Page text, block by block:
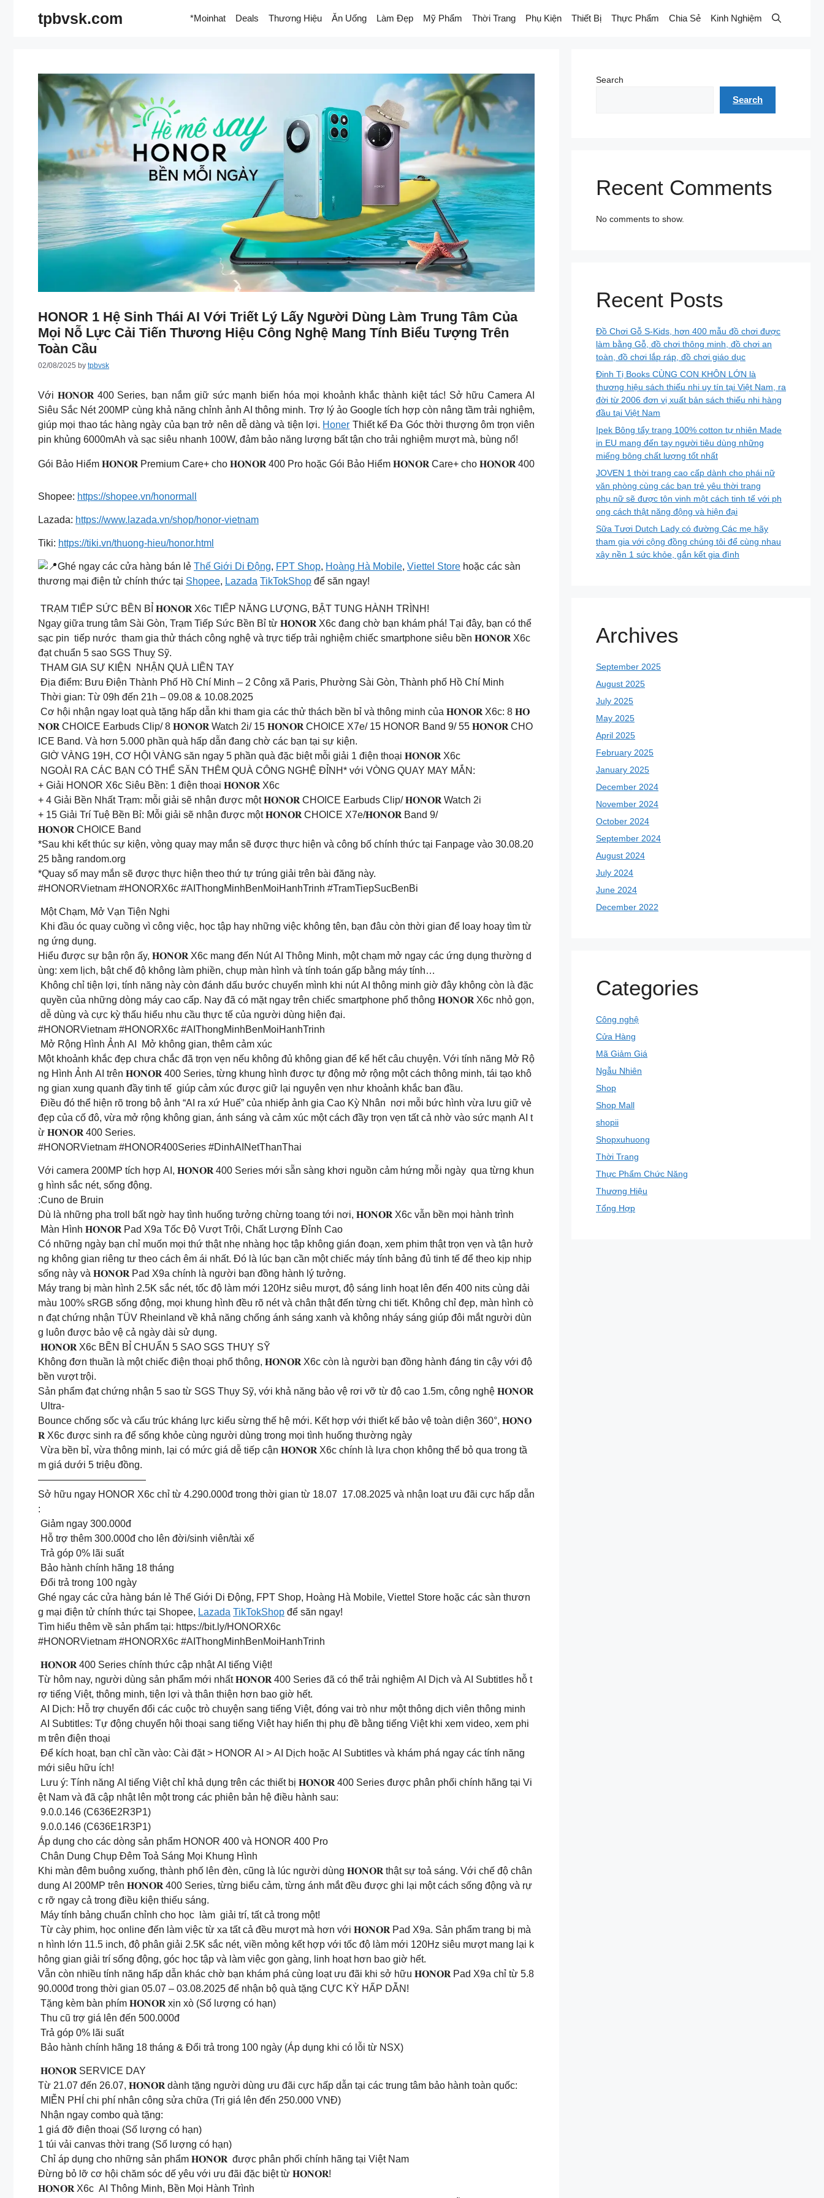
tpbvsk.com *Moinhat Deals Thương Hiệu Ăn Uống Làm Đẹp Mỹ Phẩm Thời Trang Phụ Kiện Thiết Bị Thực Phẩm Chia Sẻ Kinh Nghiệm
HONOR 1 Hệ Sinh Thái AI Với Triết Lý Lấy Người Dùng Làm Trung Tâm Của
Mọi Nỗ Lực Cải Tiến Thương Hiệu Công Nghệ Mang Tính Biểu Tượng Trên
Toàn Cầu
02/08/2025 by tpbvsk
Với 𝐇𝐎𝐍𝐎𝐑 400 Series, bạn nắm giữ sức mạnh biến hóa mọi khoảnh khắc thành kiệt tác! Sở hữu Camera AI
Siêu Sắc Nét 200MP cùng khả năng chỉnh ảnh AI thông minh. Trợ lý ảo Google tích hợp còn nâng tầm trải nghiệm,
giúp mọi thao tác hàng ngày của bạn trở nên dễ dàng và tiện lợi. Honer Thiết kế Đa Góc thời thượng ôm trọn viên
pin khủng 6000mAh và sạc siêu nhanh 100W, đảm bảo năng lượng bất tận cho trải nghiệm mượt mà, bùng nổ!
Gói Bảo Hiểm 𝐇𝐎𝐍𝐎𝐑 Premium Care+ cho 𝐇𝐎𝐍𝐎𝐑 400 Pro hoặc Gói Bảo Hiểm 𝐇𝐎𝐍𝐎𝐑 Care+ cho 𝐇𝐎𝐍𝐎𝐑 400
Shopee: https://shopee.vn/honormall
Lazada: https://www.lazada.vn/shop/honor-vietnam
Tiki: https://tiki.vn/thuong-hieu/honor.html
Ghé ngay các cửa hàng bán lẻ Thế Giới Di Động, FPT Shop, Hoàng Hà Mobile, Viettel Store hoặc các sàn
thương mại điện tử chính thức tại Shopee, Lazada TikTokShop để săn ngay!
TRẠM TIẾP SỨC BỀN BỈ 𝐇𝐎𝐍𝐎𝐑 X6c TIẾP NĂNG LƯỢNG, BẬT TUNG HÀNH TRÌNH!
Ngay giữa trung tâm Sài Gòn, Trạm Tiếp Sức Bền Bỉ từ 𝐇𝐎𝐍𝐎𝐑 X6c đang chờ bạn khám phá! Tại đây, bạn có thể
sạc pin tiếp nước tham gia thử thách công nghệ và trực tiếp trải nghiệm chiếc smartphone siêu bền 𝐇𝐎𝐍𝐎𝐑 X6c
đạt chuẩn 5 sao SGS Thuỵ Sỹ.
THAM GIA SỰ KIỆN NHẬN QUÀ LIỀN TAY
Địa điểm: Bưu Điện Thành Phố Hồ Chí Minh – 2 Công xã Paris, Phường Sài Gòn, Thành phố Hồ Chí Minh
Thời gian: Từ 09h đến 21h – 09.08 & 10.08.2025
Cơ hội nhận ngay loạt quà tặng hấp dẫn khi tham gia các thử thách bền bỉ và thông minh của 𝐇𝐎𝐍𝐎𝐑 X6c: 8 𝐇𝐎
𝐍𝐎𝐑 CHOICE Earbuds Clip/ 8 𝐇𝐎𝐍𝐎𝐑 Watch 2i/ 15 𝐇𝐎𝐍𝐎𝐑 CHOICE X7e/ 15 HONOR Band 9/ 55 𝐇𝐎𝐍𝐎𝐑 CHO
ICE Band. Và hơn 5.000 phần quà hấp dẫn đang chờ các bạn tại sự kiện.
GIỜ VÀNG 19H, CƠ HỘI VÀNG săn ngay 5 phần quà đặc biệt mỗi giải 1 điện thoại 𝐇𝐎𝐍𝐎𝐑 X6c
NGOÀI RA CÁC BẠN CÓ THỂ SĂN THÊM QUÀ CÔNG NGHỆ ĐỈNH* với VÒNG QUAY MAY MẮN:
+ Giải HONOR X6c Siêu Bền: 1 điện thoại 𝐇𝐎𝐍𝐎𝐑 X6c
+ 4 Giải Bền Nhất Trạm: mỗi giải sẽ nhận được một 𝐇𝐎𝐍𝐎𝐑 CHOICE Earbuds Clip/ 𝐇𝐎𝐍𝐎𝐑 Watch 2i
+ 15 Giải Trí Tuệ Bền Bỉ: Mỗi giải sẽ nhận được một 𝐇𝐎𝐍𝐎𝐑 CHOICE X7e/𝐇𝐎𝐍𝐎𝐑 Band 9/
𝐇𝐎𝐍𝐎𝐑 CHOICE Band
*Sau khi kết thúc sự kiện, vòng quay may mắn sẽ được thực hiện và công bố chính thức tại Fanpage vào 30.08.20
25 bằng random.org
*Quay số may mắn sẽ được thực hiện theo thứ tự trúng giải trên bài đăng này.
#HONORVietnam #HONORX6c #AIThongMinhBenMoiHanhTrinh #TramTiepSucBenBi
Một Chạm, Mở Vạn Tiện Nghi
Khi đầu óc quay cuồng vì công việc, học tập hay những việc không tên, bạn đâu còn thời gian để loay hoay tìm từ
ng ứng dụng.
Hiểu được sự bận rộn ấy, 𝐇𝐎𝐍𝐎𝐑 X6c mang đến Nút AI Thông Minh, một chạm mở ngay các ứng dụng thường d
ùng: xem lịch, bật chế độ không làm phiền, chụp màn hình và tính toán gấp bằng máy tính…
Không chỉ tiện lợi, tính năng này còn đánh dấu bước chuyển mình khi nút AI thông minh giờ đây không còn là đặc
quyền của những dòng máy cao cấp. Nay đã có mặt ngay trên chiếc smartphone phổ thông 𝐇𝐎𝐍𝐎𝐑 X6c nhỏ gọn,
dễ dùng và cực kỳ thấu hiểu nhu cầu thực tế của người dùng hiện đại.
#HONORVietnam #HONORX6c #AIThongMinhBenMoiHanhTrinh
Mở Rộng Hình Ảnh AI Mở không gian, thêm cảm xúc
Một khoảnh khắc đẹp chưa chắc đã trọn vẹn nếu không đủ không gian để kể hết câu chuyện. Với tính năng Mở Rộ
ng Hình Ảnh AI trên 𝐇𝐎𝐍𝐎𝐑 400 Series, từng khung hình được tự động mở rộng một cách thông minh, tái tạo khô
ng gian xung quanh đầy tinh tế giúp cảm xúc được giữ lại nguyên vẹn như khoảnh khắc ban đầu.
Điều đó thể hiện rõ trong bộ ảnh “AI ra xứ Huế” của nhiếp ảnh gia Cao Kỳ Nhân nơi mỗi bức hình vừa lưu giữ vẻ
đẹp của cố đô, vừa mở rộng không gian, ánh sáng và cảm xúc một cách đầy trọn vẹn tất cả nhờ vào sức mạnh AI t
ừ 𝐇𝐎𝐍𝐎𝐑 400 Series.
#HONORVietnam #HONOR400Series #DinhAINetThanThai
Với camera 200MP tích hợp AI, 𝐇𝐎𝐍𝐎𝐑 400 Series mới sẵn sàng khơi nguồn cảm hứng mỗi ngày qua từng khun
g hình sắc nét, sống động.
:Cuno de Bruin
Dù là những pha troll bất ngờ hay tình huống tưởng chừng toang tới nơi, 𝐇𝐎𝐍𝐎𝐑 X6c vẫn bền mọi hành trình
Màn Hình 𝐇𝐎𝐍𝐎𝐑 Pad X9a Tốc Độ Vượt Trội, Chất Lượng Đỉnh Cao
Có những ngày bạn chỉ muốn mọi thứ thật nhẹ nhàng học tập không gián đoạn, xem phim thật trọn vẹn và tận hưở
ng không gian riêng tư theo cách êm ái nhất. Đó là lúc bạn cần một chiếc máy tính bảng đủ tinh tế để theo kịp nhịp
sống này và 𝐇𝐎𝐍𝐎𝐑 Pad X9a chính là người bạn đồng hành lý tưởng.
Máy trang bị màn hình 2.5K sắc nét, tốc độ làm mới 120Hz siêu mượt, độ sáng linh hoạt lên đến 400 nits cùng dải
màu 100% sRGB sống động, mọi khung hình đều rõ nét và chân thật đến từng chi tiết. Không chỉ đẹp, màn hình cò
n đạt chứng nhận TÜV Rheinland về khả năng chống ánh sáng xanh và không nháy sáng giúp đôi mắt người dùn
g luôn được bảo vệ cả ngày dài sử dụng.
𝐇𝐎𝐍𝐎𝐑 X6c BỀN BỈ CHUẨN 5 SAO SGS THUỴ SỸ
Không đơn thuần là một chiếc điện thoại phổ thông, 𝐇𝐎𝐍𝐎𝐑 X6c còn là người bạn đồng hành đáng tin cậy với độ
bền vượt trội.
Sản phẩm đạt chứng nhận 5 sao từ SGS Thụy Sỹ, với khả năng bảo vệ rơi vỡ từ độ cao 1.5m, công nghệ 𝐇𝐎𝐍𝐎𝐑
Ultra-
Bounce chống sốc và cấu trúc kháng lực kiểu sừng thế hệ mới. Kết hợp với thiết kế bảo vệ toàn diện 360°, 𝐇𝐎𝐍𝐎
𝐑 X6c được sinh ra để sống khỏe cùng người dùng trong mọi tình huống thường ngày
Vừa bền bỉ, vừa thông minh, lại có mức giá dễ tiếp cận 𝐇𝐎𝐍𝐎𝐑 X6c chính là lựa chọn không thể bỏ qua trong tầ
m giá dưới 5 triệu đồng.
———————————
Sở hữu ngay HONOR X6c chỉ từ 4.290.000đ trong thời gian từ 18.07 17.08.2025 và nhận loạt ưu đãi cực hấp dẫn
:
Giảm ngay 300.000đ
Hỗ trợ thêm 300.000đ cho lên đời/sinh viên/tài xế
Trả góp 0% lãi suất
️ Bảo hành chính hãng 18 tháng
Đổi trả trong 100 ngày
Ghé ngay các cửa hàng bán lẻ Thế Giới Di Động, FPT Shop, Hoàng Hà Mobile, Viettel Store hoặc các sàn thươn
g mại điện tử chính thức tại Shopee, Lazada TikTokShop để săn ngay!
Tìm hiểu thêm về sản phẩm tại: https://bit.ly/HONORX6c
#HONORVietnam #HONORX6c #AIThongMinhBenMoiHanhTrinh
𝐇𝐎𝐍𝐎𝐑 400 Series chính thức cập nhật AI tiếng Việt!
Từ hôm nay, người dùng sản phẩm mới nhất 𝐇𝐎𝐍𝐎𝐑 400 Series đã có thể trải nghiệm AI Dịch và AI Subtitles hỗ t
rợ tiếng Việt, thông minh, tiện lợi và thân thiện hơn bao giờ hết.
AI Dịch: Hỗ trợ chuyển đổi các cuộc trò chuyện sang tiếng Việt, đóng vai trò như một thông dịch viên thông minh
AI Subtitles: Tự động chuyển hội thoại sang tiếng Việt hay hiển thị phụ đề bằng tiếng Việt khi xem video, xem phi
m trên điện thoại
Để kích hoạt, bạn chỉ cần vào: Cài đặt > HONOR AI > AI Dịch hoặc AI Subtitles và khám phá ngay các tính năng
mới siêu hữu ích!
Lưu ý: Tính năng AI tiếng Việt chỉ khả dụng trên các thiết bị 𝐇𝐎𝐍𝐎𝐑 400 Series được phân phối chính hãng tại Vi
ệt Nam và đã cập nhật lên một trong các phiên bản hệ điều hành sau:
9.0.0.146 (C636E2R3P1)
9.0.0.146 (C636E1R3P1)
Áp dụng cho các dòng sản phẩm HONOR 400 và HONOR 400 Pro
Chân Dung Chụp Đêm Toả Sáng Mọi Khung Hình
Khi màn đêm buông xuống, thành phố lên đèn, cũng là lúc người dùng 𝐇𝐎𝐍𝐎𝐑 thật sự toả sáng. Với chế độ chân
dung AI 200MP trên 𝐇𝐎𝐍𝐎𝐑 400 Series, từng biểu cảm, từng ánh mắt đều được ghi lại một cách sống động và rự
c rỡ ngay cả trong điều kiện thiếu sáng.
Máy tính bảng chuẩn chỉnh cho học làm giải trí, tất cả trong một!
Từ cày phim, học online đến làm việc từ xa tất cả đều mượt mà hơn với 𝐇𝐎𝐍𝐎𝐑 Pad X9a. Sản phẩm trang bị mà
n hình lớn 11.5 inch, độ phân giải 2.5K sắc nét, viền mỏng kết hợp với tốc độ làm mới 120Hz siêu mượt mang lại k
hông gian giải trí sống động, góc học tập và làm việc gọn gàng, linh hoạt hơn bao giờ hết.
Vẫn còn nhiều tính năng hấp dẫn khác chờ bạn khám phá cùng loạt ưu đãi khi sở hữu 𝐇𝐎𝐍𝐎𝐑 Pad X9a chỉ từ 5.8
90.000đ trong thời gian 05.07 – 03.08.2025 để nhận bộ quà tặng CỰC KỲ HẤP DẪN!
Tặng kèm bàn phím 𝐇𝐎𝐍𝐎𝐑 xịn xò (Số lượng có hạn)
️ Thu cũ trợ giá lên đến 500.000đ
Trả góp 0% lãi suất
️ Bảo hành chính hãng 18 tháng & Đổi trả trong 100 ngày (Áp dụng khi có lỗi từ NSX)
𝐇𝐎𝐍𝐎𝐑 SERVICE DAY
Từ 21.07 đến 26.07, 𝐇𝐎𝐍𝐎𝐑 dành tặng người dùng ưu đãi cực hấp dẫn tại các trung tâm bảo hành toàn quốc:
MIỄN PHÍ chi phí nhân công sửa chữa (Trị giá lên đến 250.000 VNĐ)
Nhận ngay combo quà tặng:
1 giá đỡ điện thoại (Số lượng có hạn)
1 túi vải canvas thời trang (Số lượng có hạn)
Chỉ áp dụng cho những sản phẩm 𝐇𝐎𝐍𝐎𝐑 được phân phối chính hãng tại Việt Nam
Đừng bỏ lỡ cơ hội chăm sóc dế yêu với ưu đãi đặc biệt từ 𝐇𝐎𝐍𝐎𝐑!
𝐇𝐎𝐍𝐎𝐑 X6c AI Thông Minh, Bền Mọi Hành Trình
Search
Search
Recent Comments
No comments to show.
Recent Posts
Đồ Chơi Gỗ S-Kids, hơn 400 mẫu đồ chơi được
làm bằng Gỗ, đồ chơi thông minh, đồ chơi an
toàn, đồ chơi lắp ráp, đồ chơi giáo dục
Đinh Tị Books CÙNG CON KHÔN LỚN là
thương hiệu sách thiếu nhi uy tín tại Việt Nam, ra
đời từ 2006 đơn vị xuất bản sách thiếu nhi hàng
đầu tại Việt Nam
Ipek Bông tẩy trang 100% cotton tự nhiên Made
in EU mang đến tay người tiêu dùng những
miếng bông chất lượng tốt nhất
JOVEN 1 thời trang cao cấp dành cho phái nữ
văn phòng cùng các bạn trẻ yêu thời trang
phụ nữ sẽ được tôn vinh một cách tinh tế với ph
ong cách thật năng động và hiện đại
Sữa Tươi Dutch Lady có đường Các mẹ hãy
tham gia với cộng đồng chúng tôi để cùng nhau
xây nền 1 sức khỏe, gắn kết gia đình
Archives
September 2025
August 2025
July 2025
May 2025
April 2025
February 2025
January 2025
December 2024
November 2024
October 2024
September 2024
August 2024
July 2024
June 2024
December 2022
Categories
Công nghệ
Cửa Hàng
Mã Giảm Giá
Ngẫu Nhiên
Shop
Shop Mall
shopii
Shopxuhuong
Thời Trang
Thực Phẩm Chức Năng
Thương Hiệu
Tổng Hợp